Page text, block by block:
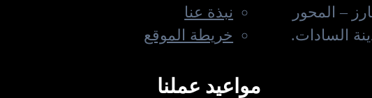
– المحور
السادات.
نبذة عنا
خريطة الموقع
مواعيد عملنا